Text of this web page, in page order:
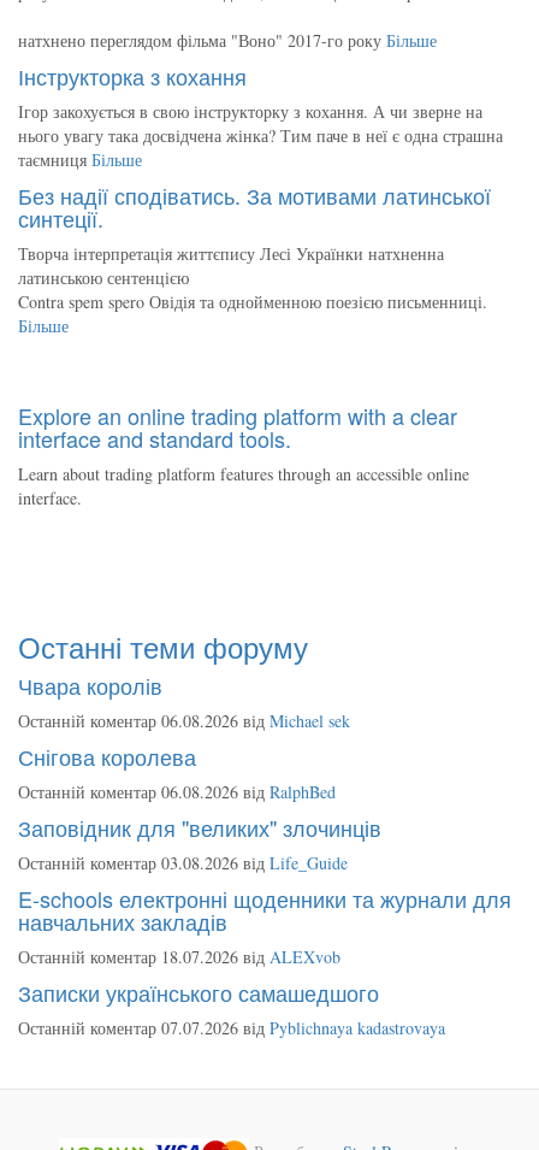
натхнено переглядом фільма "Воно" 2017-го року Більше
Інструкторка з кохання
Ігор закохується в свою інструкторку з кохання. А чи зверне на
нього увагу така досвідчена жінка? Тим паче в неї є одна страшна
таємниця Більше
Без надії сподіватись. За мотивами латинської
синтеції.
Творча інтерпретація життєпису Лесі Українки натхненна
латинською сентенцією
Contra spem spero Овідія та однойменною поезією письменниці.
Більше
Explore an online trading platform with a clear
interface and standard tools.
Learn about trading platform features through an accessible online
interface.
Останні теми форуму
Чвара королів
Останній коментар 06.08.2026 від Michael sek
Снігова королева
Останній коментар 06.08.2026 від RalphBed
Заповідник для "великих" злочинців
Останній коментар 03.08.2026 від Life_Guide
E-schools електронні щоденники та журнали для
навчальних закладів
Останній коментар 18.07.2026 від ALEXvob
Записки українського самашедшого
Останній коментар 07.07.2026 від Pyblichnaya kadastrovaya